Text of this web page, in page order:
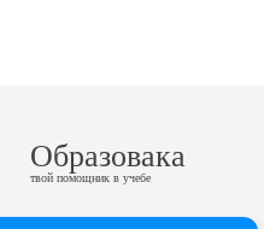
Образовака
твой помощник в учебе